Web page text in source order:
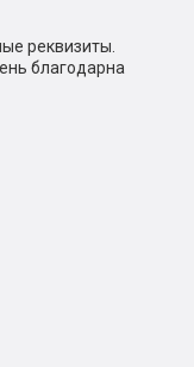
реквизиты.
благодарна